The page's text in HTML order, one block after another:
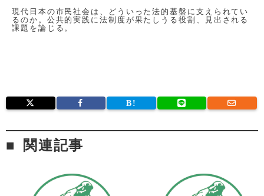
現代日本の市民社会は、どういった法的基盤に支えられてい
るのか。公共的実践に法制度が果たしうる役割、見出される
課題を論じる。
関連記事